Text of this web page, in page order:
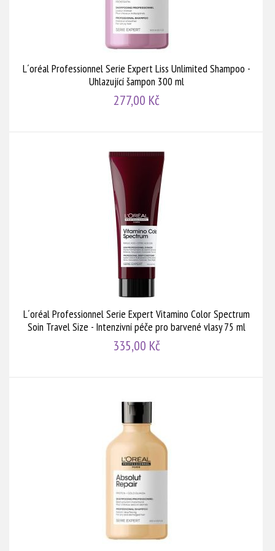
L´oréal Professionnel Serie Expert Liss Unlimited Shampoo -
Uhlazující šampon 300 ml
277,00 Kč
L´oréal Professionnel Serie Expert Vitamino Color Spectrum
Soin Travel Size - Intenzivní péče pro barvené vlasy 75 ml
335,00 Kč